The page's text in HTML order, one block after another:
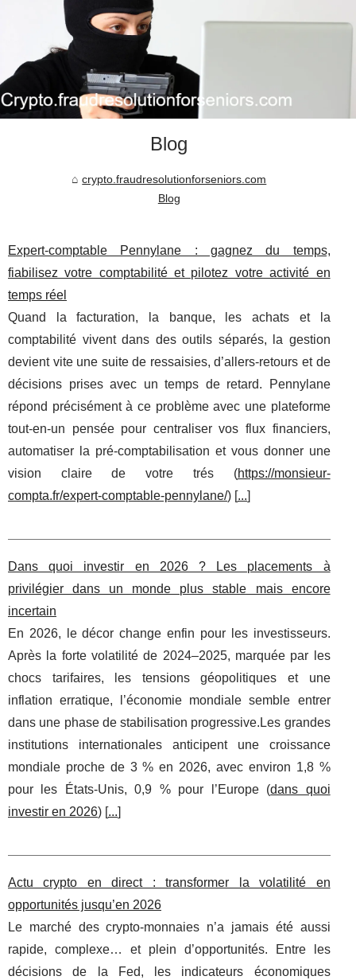
Blog
crypto.fraudresolutionforseniors.com
Blog
Expert-comptable Pennylane : gagnez du temps,
fiabilisez votre comptabilité et pilotez votre activité en
temps réel
Quand la facturation, la banque, les achats et la
comptabilité vivent dans des outils séparés, la gestion
devient vite une suite de ressaisies, d’allers-retours et de
décisions prises avec un temps de retard. Pennylane
répond précisément à ce problème avec une plateforme
tout-en-un pensée pour centraliser vos flux financiers,
automatiser la pré-comptabilisation et vous donner une
vision claire de votre trés (https://monsieur-
compta.fr/expert-comptable-pennylane/) [...]
Dans quoi investir en 2026 ? Les placements à
privilégier dans un monde plus stable mais encore
incertain
En 2026, le décor change enfin pour les investisseurs.
Après la forte volatilité de 2024–2025, marquée par les
chocs tarifaires, les tensions géopolitiques et une
inflation erratique, l’économie mondiale semble entrer
dans une phase de stabilisation progressive.Les grandes
institutions internationales anticipent une croissance
mondiale proche de 3 % en 2026, avec environ 1,8 %
pour les États‑Unis, 0,9 % pour l’Europe (dans quoi
investir en 2026) [...]
Actu crypto en direct : transformer la volatilité en
opportunités jusqu’en 2026
Le marché des crypto-monnaies n’a jamais été aussi
rapide, complexe… et plein d’opportunités. Entre les
décisions de la Fed, les indicateurs économiques